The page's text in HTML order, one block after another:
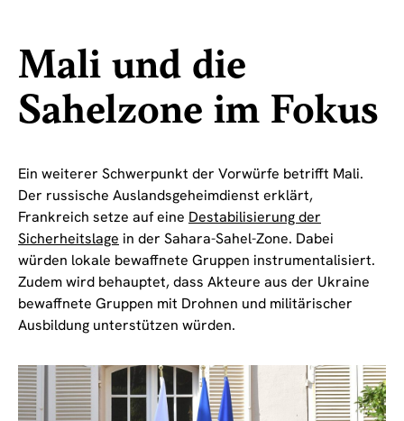
Mali und die
Sahelzone im Fokus
Ein weiterer Schwerpunkt der Vorwürfe betrifft Mali.
Der russische Auslandsgeheimdienst erklärt,
Frankreich setze auf eine Destabilisierung der
Sicherheitslage in der Sahara-Sahel-Zone. Dabei
würden lokale bewaffnete Gruppen instrumentalisiert.
Zudem wird behauptet, dass Akteure aus der Ukraine
bewaffnete Gruppen mit Drohnen und militärischer
Ausbildung unterstützen würden.